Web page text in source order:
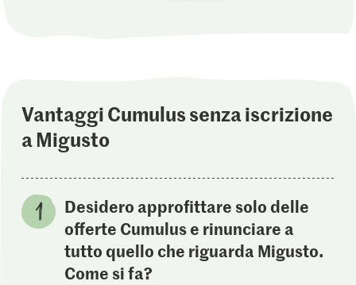
Vantaggi Cumulus senza iscrizione
a Migusto
Desidero approfittare solo delle
offerte Cumulus e rinunciare a
tutto quello che riguarda Migusto.
Come si fa?